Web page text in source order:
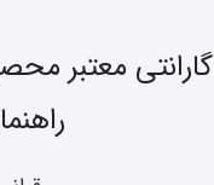
گارانتی معتبر